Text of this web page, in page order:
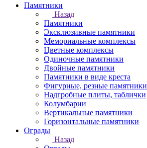
Памятники
Назад
Памятники
Эксклюзивные памятники
Мемориальные комплексы
Цветные комплексы
Одиночные памятники
Двойные памятники
Памятники в виде креста
Фигурные, резные памятники
Надгробные плиты, таблички
Колумбарии
Вертикальные памятники
Горизонтальные памятники
Ограды
Назад